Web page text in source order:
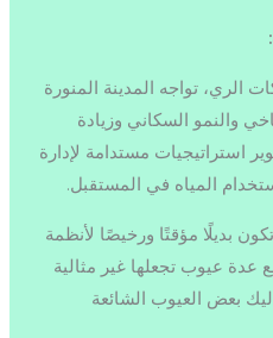
الري، تواجه المدينة المنورة
والنمو السكاني وزيادة
استراتيجيات مستدامة لإدارة
المياه في المستقبل.
بديلًا مؤقتًا ورخيصًا لأنظمة
مع عدة عيوب تجعلها غير مثالية
بعض العيوب الشائعة